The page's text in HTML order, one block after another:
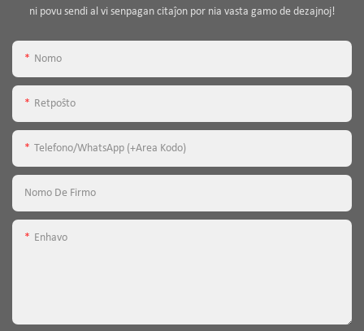
ni povu sendi al vi senpagan citaĵon por nia vasta gamo de dezajnoj!
Nomo
Retpoŝto
Telefono/WhatsApp (+Area Kodo)
Nomo De Firmo
Enhavo